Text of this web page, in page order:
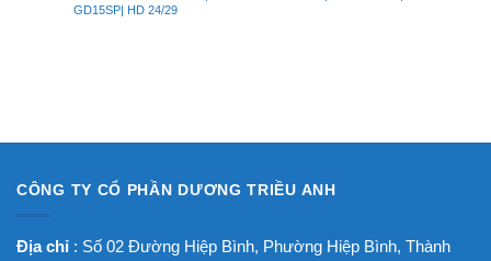
GD15SP| HD 24/29
CÔNG TY CỔ PHẦN DƯƠNG TRIỀU ANH
Địa chỉ : Số 02 Đường Hiệp Bình, Phường Hiệp Bình, Thành